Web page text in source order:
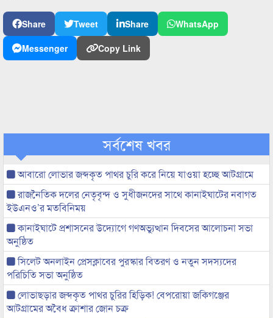
Share Tweet Share
WhatsApp
Messenger
Copy Link
সর্বশেষ খবর
আবারো লোভার জব্দকৃত পাথর চুরি করে নিয়ে যাওয়া হচ্ছে আটগ্রামে
রাজনৈতিক দলের নেতৃবৃন্দ ও সুধীজনদের সাথে কানাইঘাটের নবাগত
ইউএনও’র মতবিনিময়
কানাইঘাটে প্রশাসনের উদ্যোগে গণঅভ্যুত্থান দিবসের আলোচনা সভা
অনুষ্ঠিত
সিলেট অনলাইন প্রেসক্লাবের পুরস্কার বিতরণ ও নতুন সদস্যদের
পরিচিতি সভা অনুষ্ঠিত
লোভাছড়ার জব্দকৃত পাথর চুরির হিড়িক! বেপরোয়া জকিগঞ্জের
আটগ্রামের অবৈধ ক্রাশার জোন চক্র